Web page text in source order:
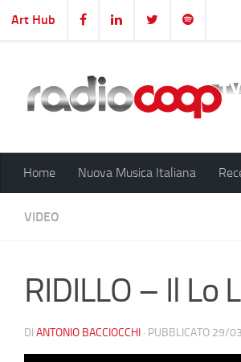
Salta al contenuto
Art Hub
Home Nuova Musica Italiana
VIDEO
RIDILLO – Il Lo
DI ANTONIO BACCIOCCHI · PUBBLICATO 29/